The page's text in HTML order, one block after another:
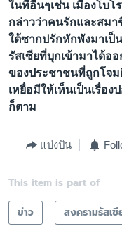
ในที่อื่นๆเช่น เมืองโบ
กล่าวว่าคนรักและสม
ใต้ซากปรักหักพังมาเป็
รัสเซียที่บุกเข้ามาได้ออ
ของประชาชนที่ถูกโจ
เหยื่อมีให้เห็นเป็นเรื่อง
ก็ตาม
แบ่งปัน
This item is part of
ข่าว
สงครามรัสเ